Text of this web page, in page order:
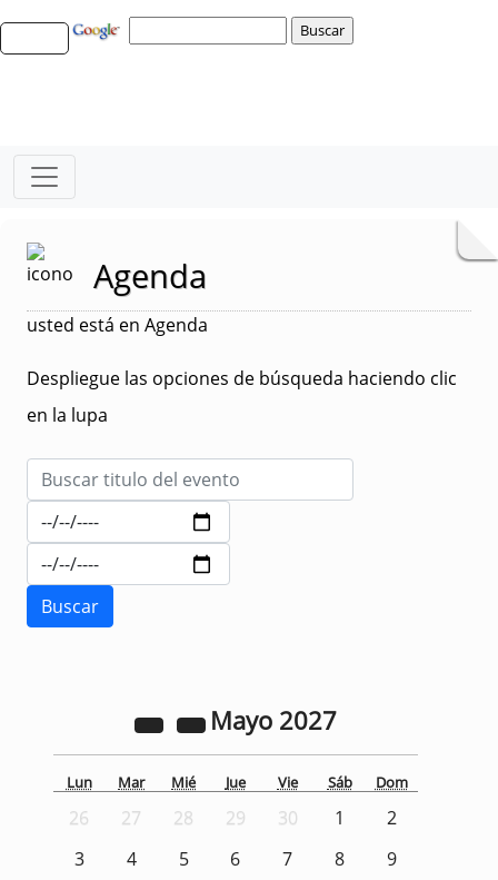
Agenda
usted está en Agenda
Despliegue las opciones de búsqueda haciendo clic
en la lupa
Mayo 2027
Lun Mar Mié Jue Vie Sáb Dom
26 27 28 29 30 1
2
3
4 5 6 7 8
9